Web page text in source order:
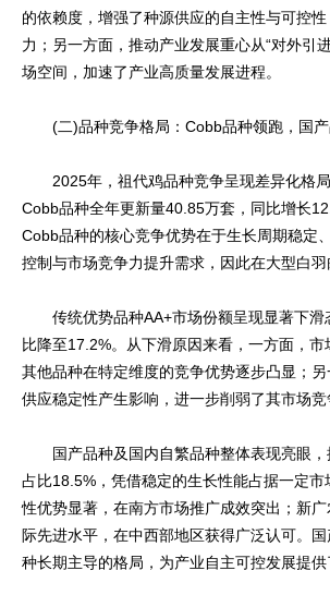
的依赖度，增强了种源供应的自主性与可控
力；另一方面，推动产业发展重心从“对外引
场空间，加速了产业高质量发展进程。
(二)品种竞争格局：Cobb品种领跑，国产
2025年，祖代鸡品种竞争呈现差异化格局
Cobb品种全年更新量40.85万套，同比增长
Cobb品种的核心竞争优势在于生长周期稳定
控制与市场竞争力提升需求，因此在大型白
传统优势品种AA+市场份额呈现显著下滑
比降至17.2%。从下滑原因来看，一方面，
其他品种在特定维度的竞争优势逐步凸显；
供应稳定性产生影响，进一步削弱了其市场竞
国产品种及国内自繁品种整体表现亮眼，
占比18.5%，凭借稳定的生长性能占据一定
性优势显著，在南方市场推广成效突出；新
际先进水平，在中西部地区获得广泛认可。
种长期主导的格局，为产业自主可控发展提供